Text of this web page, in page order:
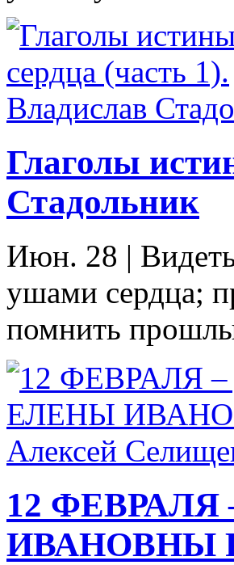
Глаголы
Стадольник
Июн. 28 |
ушами сердца;
помнить
12
ИВАНОВНЫ